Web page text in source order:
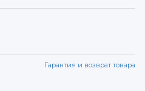
Гарантия и возврат товара